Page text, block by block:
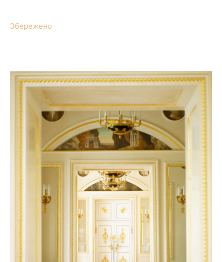
Збережено